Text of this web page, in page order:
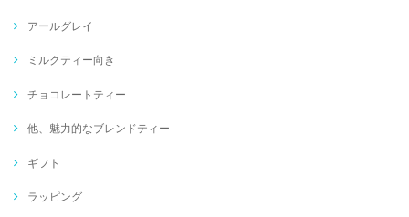
アールグレイ
ミルクティー向き
チョコレートティー
他、魅力的なブレンドティー
ギフト
ラッピング